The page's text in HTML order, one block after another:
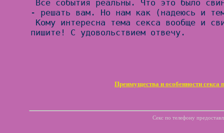
Преимущества и особенности секса
Секс по телефону